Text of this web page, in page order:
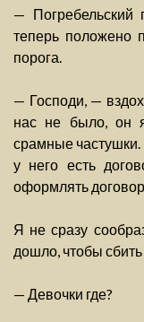
— Погребельский
теперь положено
порога.
— Господи, —
нас не было, он
срамные
у него есть
оформлять
Я не сразу
дошло, чтобы
— Девочки где?